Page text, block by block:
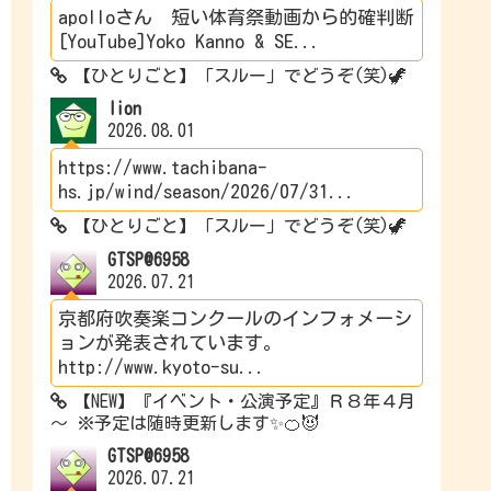
apolloさん 短い体育祭動画から的確判断
[YouTube]Yoko Kanno & SE...
【ひとりごと】「スルー」でどうぞ(笑)🦖
lion
2026.08.01
https://www.tachibana-
hs.jp/wind/season/2026/07/31...
【ひとりごと】「スルー」でどうぞ(笑)🦖
GTSP@6958
2026.07.21
京都府吹奏楽コンクールのインフォメーシ
ョンが発表されています。
http://www.kyoto-su...
【NEW】『イベント・公演予定』Ｒ８年４月
～ ※予定は随時更新します✨🍊😈
GTSP@6958
2026.07.21